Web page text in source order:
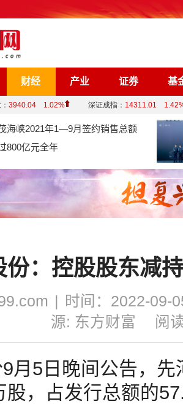
财经 产业 证券 基
娱乐
综合
海峡2021年1—9月签约销售总额
800亿元全年
份：控股股东减
时间：2022-09-
源: 东方财富
阅
月5日晚间公告，
股，占发行总额的